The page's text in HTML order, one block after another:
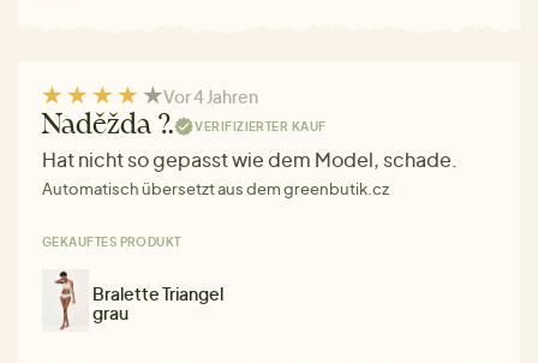
Vor 4 Jahren
Naděžda ?. VERIFIZIERTER KAUF
Hat nicht so gepasst wie dem Model, schade.
Automatisch übersetzt aus dem greenbutik.cz
GEKAUFTES PRODUKT
Bralette Triangel
grau